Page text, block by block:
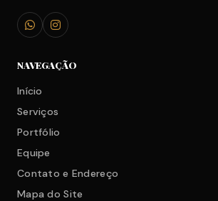
NAVEGAÇÃO
Início
Serviços
Portfólio
Equipe
Contato e Endereço
Mapa do Site